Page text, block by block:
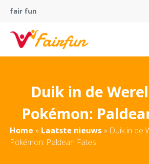
fair fun
Duik in de
Pokémon:
Home » Laatste nieuws » Duik in de
Pokémon: Paldean Fates